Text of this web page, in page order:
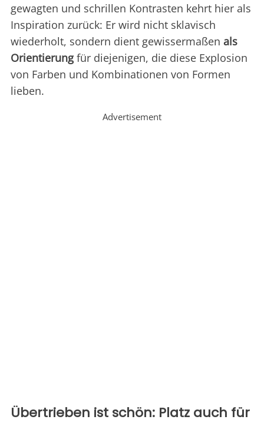
gewagten und schrillen Kontrasten kehrt hier als
Inspiration zurück: Er wird nicht sklavisch
wiederholt, sondern dient gewissermaßen als
Orientierungfür diejenigen, die diese Explosion
von Farben und Kombinationen von Formen
lieben.
Advertisement
Übertrieben ist schön: Platz auch für